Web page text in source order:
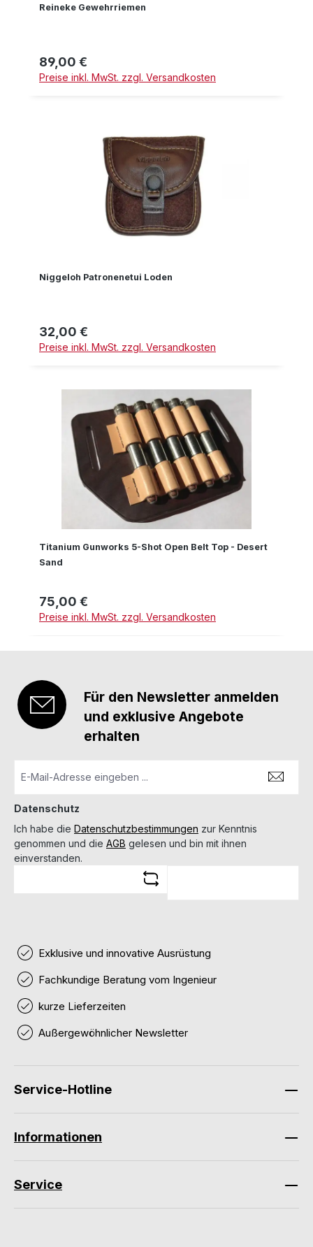
Reineke Gewehrriemen
Regulärer Preis:
89,00 €
Preise inkl. MwSt. zzgl. Versandkosten
Niggeloh Patronenetui Loden
Regulärer Preis:
32,00 €
Preise inkl. MwSt. zzgl. Versandkosten
Titanium Gunworks 5-Shot Open Belt Top - Desert
Sand
Regulärer Preis:
75,00 €
Preise inkl. MwSt. zzgl. Versandkosten
Für den Newsletter anmelden
und exklusive Angebote
erhalten
Datenschutz
Ich habe die Datenschutzbestimmungen zur Kenntnis
genommen und die AGB gelesen und bin mit ihnen
einverstanden.
Exklusive und innovative Ausrüstung
Fachkundige Beratung vom Ingenieur
kurze Lieferzeiten
Außergewöhnlicher Newsletter
Service-Hotline
Informationen
Service